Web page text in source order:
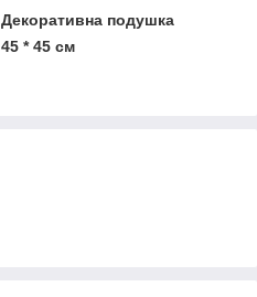
Декоративна подушка
45 * 45 см